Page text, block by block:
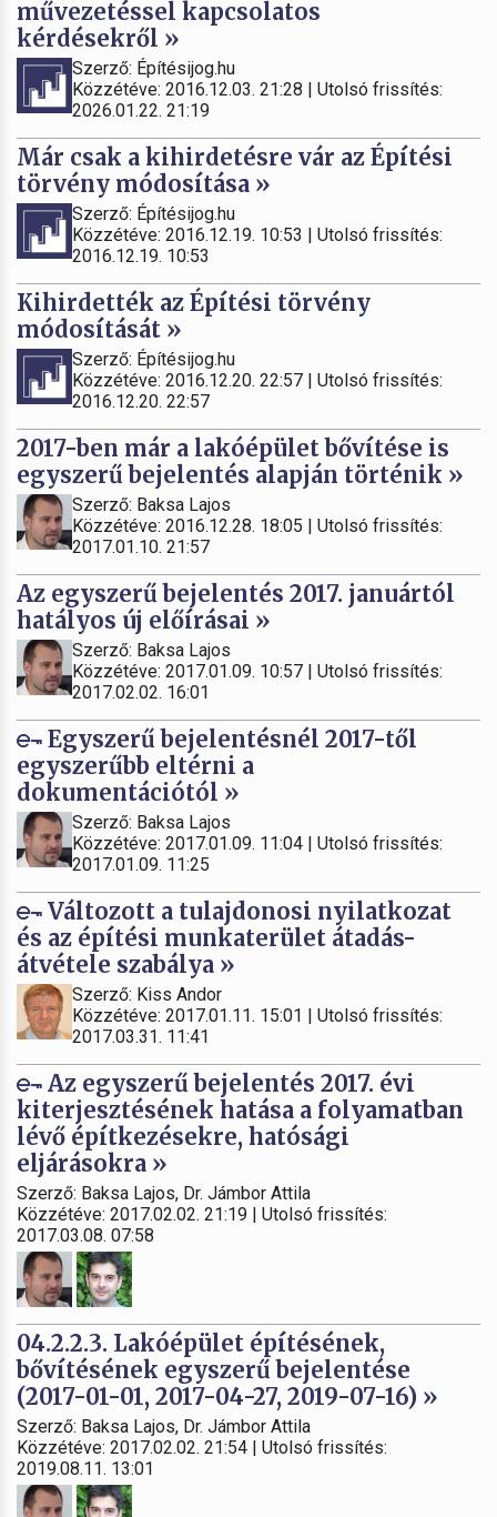
művezetéssel kapcsolatos
kérdésekről »
Szerző: Építésijog.hu
Közzétéve: 2016.12.03. 21:28 | Utolsó frissítés:
2026.01.22. 21:19
Már csak a kihirdetésre vár az Építési
törvény módosítása »
Szerző: Építésijog.hu
Közzétéve: 2016.12.19. 10:53 | Utolsó frissítés:
2016.12.19. 10:53
Kihirdették az Építési törvény
módosítását »
Szerző: Építésijog.hu
Közzétéve: 2016.12.20. 22:57 | Utolsó frissítés:
2016.12.20. 22:57
2017-ben már a lakóépület bővítése is
egyszerű bejelentés alapján történik »
Szerző: Baksa Lajos
Közzétéve: 2016.12.28. 18:05 | Utolsó frissítés:
2017.01.10. 21:57
Az egyszerű bejelentés 2017. januártól
hatályos új előírásai »
Szerző: Baksa Lajos
Közzétéve: 2017.01.09. 10:57 | Utolsó frissítés:
2017.02.02. 16:01
Egyszerű bejelentésnél 2017-től
egyszerűbb eltérni a
dokumentációtól »
Szerző: Baksa Lajos
Közzétéve: 2017.01.09. 11:04 | Utolsó frissítés:
2017.01.09. 11:25
Változott a tulajdonosi nyilatkozat
és az építési munkaterület átadás-
átvétele szabálya »
Szerző: Kiss Andor
Közzétéve: 2017.01.11. 15:01 | Utolsó frissítés:
2017.03.31. 11:41
Az egyszerű bejelentés 2017. évi
kiterjesztésének hatása a folyamatban
lévő építkezésekre, hatósági
eljárásokra »
Szerző: Baksa Lajos, Dr. Jámbor Attila
Közzétéve: 2017.02.02. 21:19 | Utolsó frissítés:
2017.03.08. 07:58
04.2.2.3. Lakóépület építésének,
bővítésének egyszerű bejelentése
(2017-01-01, 2017-04-27, 2019-07-16) »
Szerző: Baksa Lajos, Dr. Jámbor Attila
Közzétéve: 2017.02.02. 21:54 | Utolsó frissítés:
2019.08.11. 13:01